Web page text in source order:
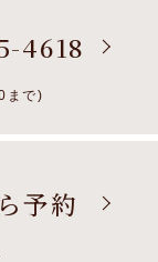
4618
まで)
予約